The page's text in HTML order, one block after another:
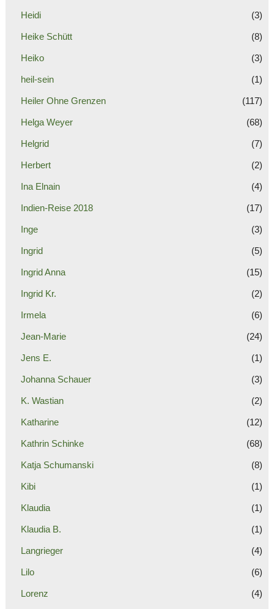
Heidi (3)
Heike Schütt (8)
Heiko (3)
heil-sein (1)
Heiler Ohne Grenzen (117)
Helga Weyer (68)
Helgrid (7)
Herbert (2)
Ina Elnain (4)
Indien-Reise 2018 (17)
Inge (3)
Ingrid (5)
Ingrid Anna (15)
Ingrid Kr. (2)
Irmela (6)
Jean-Marie (24)
Jens E. (1)
Johanna Schauer (3)
K. Wastian (2)
Katharine (12)
Kathrin Schinke (68)
Katja Schumanski (8)
Kibi (1)
Klaudia (1)
Klaudia B. (1)
Langrieger (4)
Lilo (6)
Lorenz (4)